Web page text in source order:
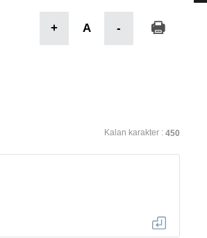
+ A -
Kalan karakter : 450